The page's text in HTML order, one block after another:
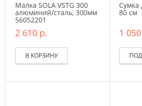
Малка SOLA VSTG 300
алюминий/сталь, 300мм
56052201
2 610 р.
В КОРЗИНУ
Сумка
80 см
1